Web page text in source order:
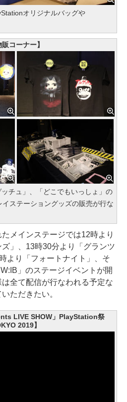
オリジナルバッグや
販コーナー】
チュ」、「どこでもいっしょ」の
ステーショングッズの販売が行な
メインステージでは12時より
ズ」、13時30分より「グランツ
より「フォートナイト」、そ
」のステージイベントが開
全て配信が行なわれる予定な
ただきたい。
LIVE SHOW」PlayStation祭
2019】